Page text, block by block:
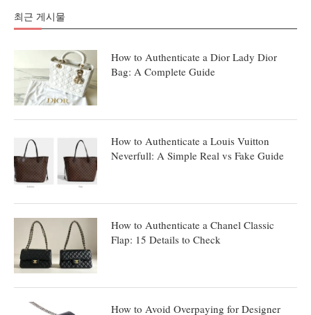
최근 게시물
How to Authenticate a Dior Lady Dior
Bag: A Complete Guide
How to Authenticate a Louis Vuitton
Neverfull: A Simple Real vs Fake Guide
How to Authenticate a Chanel Classic
Flap: 15 Details to Check
How to Avoid Overpaying for Designer